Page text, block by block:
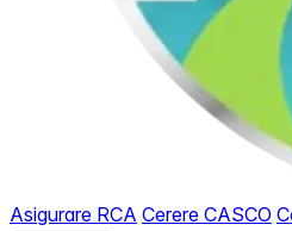
Asigurare RCA Cerere CASCO